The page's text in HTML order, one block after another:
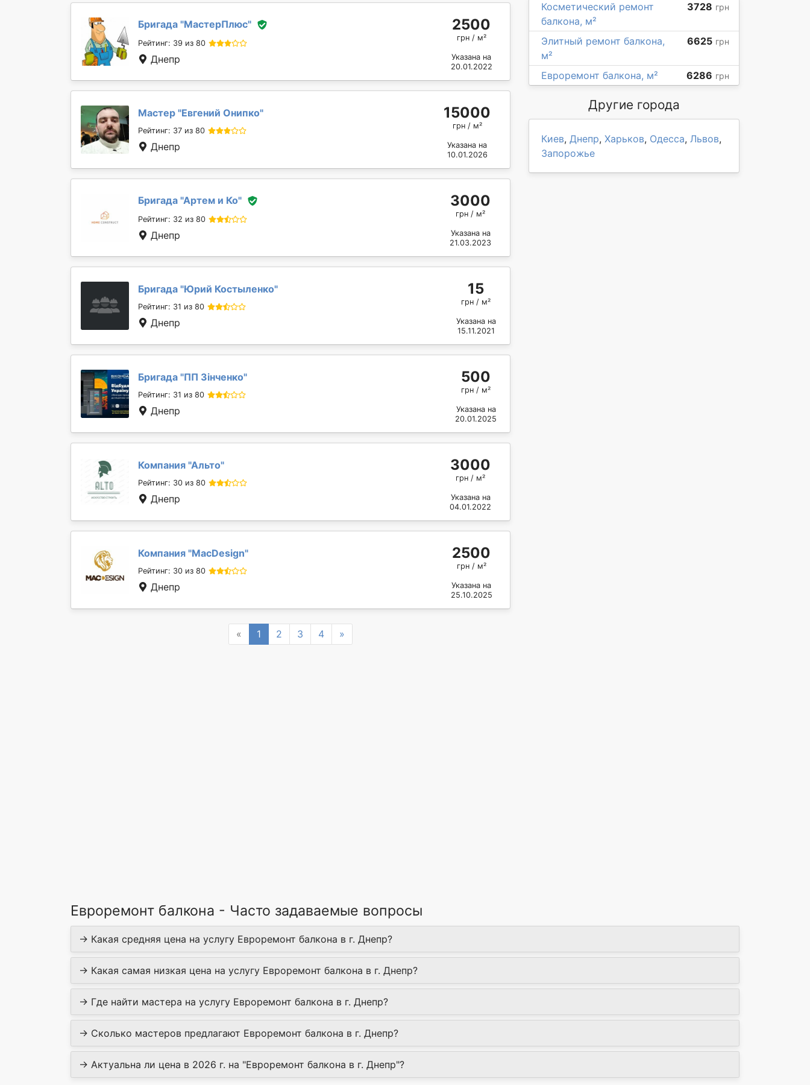
Бригада "МастерПлюс"
Рейтинг: 39 из 80
Днепр
2500
грн / м²
Указана на
20.01.2022
Мастер "Евгений Онипко"
Рейтинг: 37 из 80
Днепр
15000
грн / м²
Указана на
10.01.2026
Бригада "Артем и Ко"
Рейтинг: 32 из 80
Днепр
3000
грн / м²
Указана на
21.03.2023
Бригада "Юрий Костыленко"
Рейтинг: 31 из 80
Днепр
15
грн / м²
Указана на
15.11.2021
Бригада "ПП Зінченко"
Рейтинг: 31 из 80
Днепр
500
грн / м²
Указана на
20.01.2025
Компания "Альто"
Рейтинг: 30 из 80
Днепр
3000
грн / м²
Указана на
04.01.2022
Компания "MacDesign"
Рейтинг: 30 из 80
Днепр
2500
грн / м²
Указана на
25.10.2025
« Previous
1 2 3 4 »
Косметический ремонт
балкона, м²
3728 грн
Элитный ремонт балкона,
м²
6625 грн
Евроремонт балкона, м² 6286 грн
Другие города
Киев, Днепр, Харьков, Одесса, Львов,
Запорожье
Евроремонт балкона - Часто задаваемые вопросы
→ Какая средняя цена на услугу Евроремонт балкона в г. Днепр?
→ Какая самая низкая цена на услугу Евроремонт балкона в г. Днепр?
→ Где найти мастера на услугу Евроремонт балкона в г. Днепр?
→ Сколько мастеров предлагают Евроремонт балкона в г. Днепр?
→ Актуальна ли цена в 2026 г. на "Евроремонт балкона в г. Днепр"?